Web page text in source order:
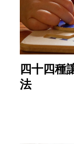
四十四種
法